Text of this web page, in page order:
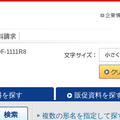
1111R8
を探す 販促資料を探
複数の形名を指定して探